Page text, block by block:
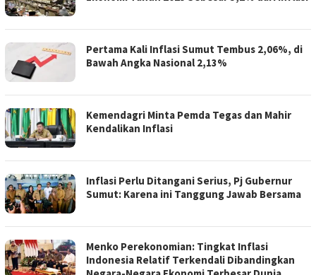
Pertama Kali Inflasi Sumut Tembus 2,06%, di
Bawah Angka Nasional 2,13%
Kemendagri Minta Pemda Tegas dan Mahir
Kendalikan Inflasi
Inflasi Perlu Ditangani Serius, Pj Gubernur
Sumut: Karena ini Tanggung Jawab Bersama
Menko Perekonomian: Tingkat Inflasi
Indonesia Relatif Terkendali Dibandingkan